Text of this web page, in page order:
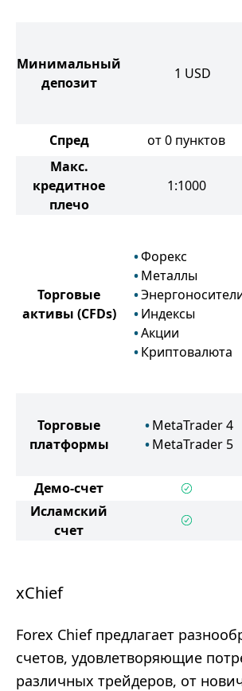
Минимальный
депозит
1 USD
Спред от 0 пунктов
Макс.
кредитное
плечо
1:1000
Торговые
активы (CFDs)
Форекс
Металлы
Индексы
Акции
Криптовалюта
Торговые
платформы
MetaTrader 4
MetaTrader 5
Демо-счет
Исламский
счет
xChief
Forex Chief предлагает
счетов, удовлетворяющие
различных трейдеров, от